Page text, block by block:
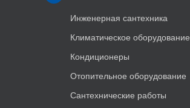
Инженерная сантехника
Климатическое оборудование
Кондиционеры
Отопительное оборудование
Сантехнические работы